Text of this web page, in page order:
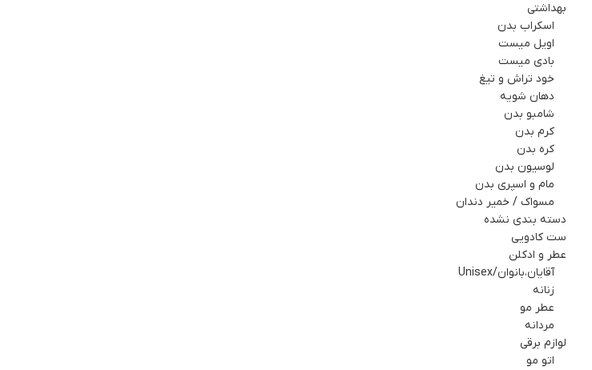
بهداشتي
اسکراب بدن
اویل میست
بادی میست
خود تراش و تیغ
دهان شویه
شامبو بدن
کرم بدن
کره بدن
لوسیون بدن
مام و اسپري بدن
مسواک / خمیر دندان
دسته بندی نشده
ست کادويي
عطر و ادکلن
آقایان،بانوان/Unisex
زنانه
عطر مو
مردانه
لوازم برقي
اتو مو